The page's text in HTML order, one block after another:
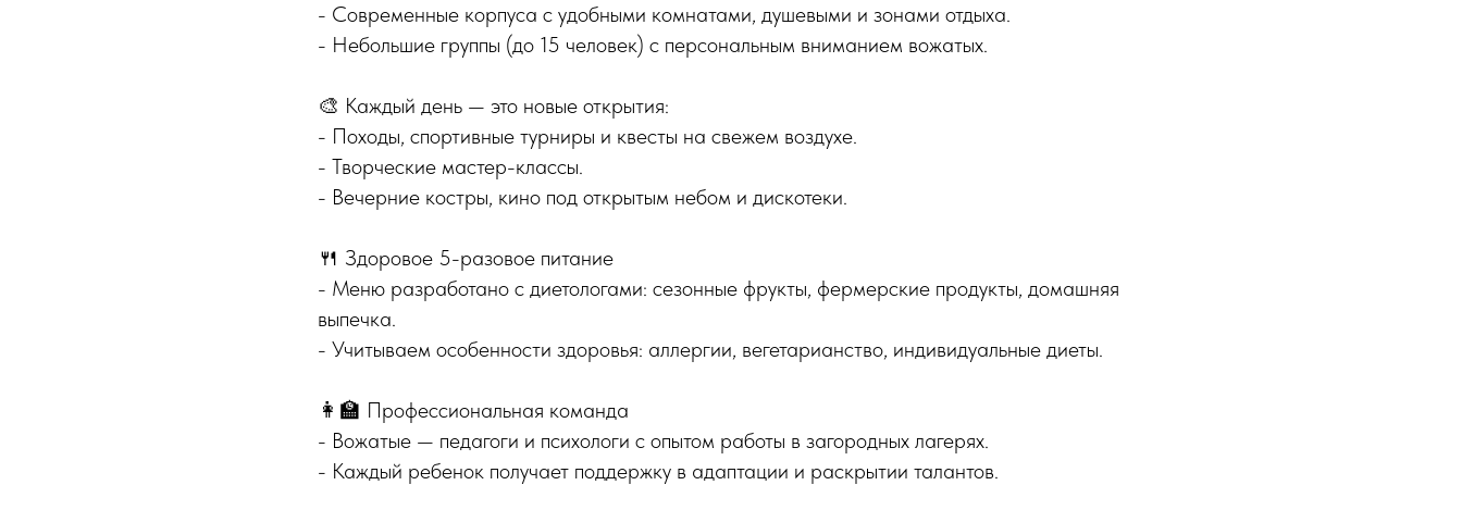
- Современные корпуса с удобными комнатами, душевыми и зонами отдыха.
- Небольшие группы (до 15 человек) с персональным вниманием вожатых.
🎨 Каждый день — это новые открытия:
- Походы, спортивные турниры и квесты на свежем воздухе.
- Творческие мастер-классы.
- Вечерние костры, кино под открытым небом и дискотеки.
🍴 Здоровое 5-разовое питание
- Меню разработано с диетологами: сезонные фрукты, фермерские продукты, домашняя
выпечка.
- Учитываем особенности здоровья: аллергии, вегетарианство, индивидуальные диеты.
👩🏫 Профессиональная команда
- Вожатые — педагоги и психологи с опытом работы в загородных лагерях.
- Каждый ребенок получает поддержку в адаптации и раскрытии талантов.